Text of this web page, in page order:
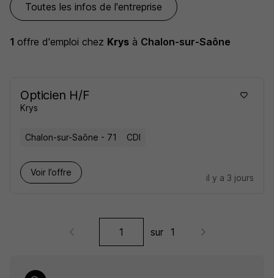
Toutes les infos de l'entreprise
1 offre d'emploi chez Krys à Chalon-sur-Saône
Opticien H/F
Krys
Chalon-sur-Saône - 71 CDI
Voir l’offre
il y a 3 jours
sur 1